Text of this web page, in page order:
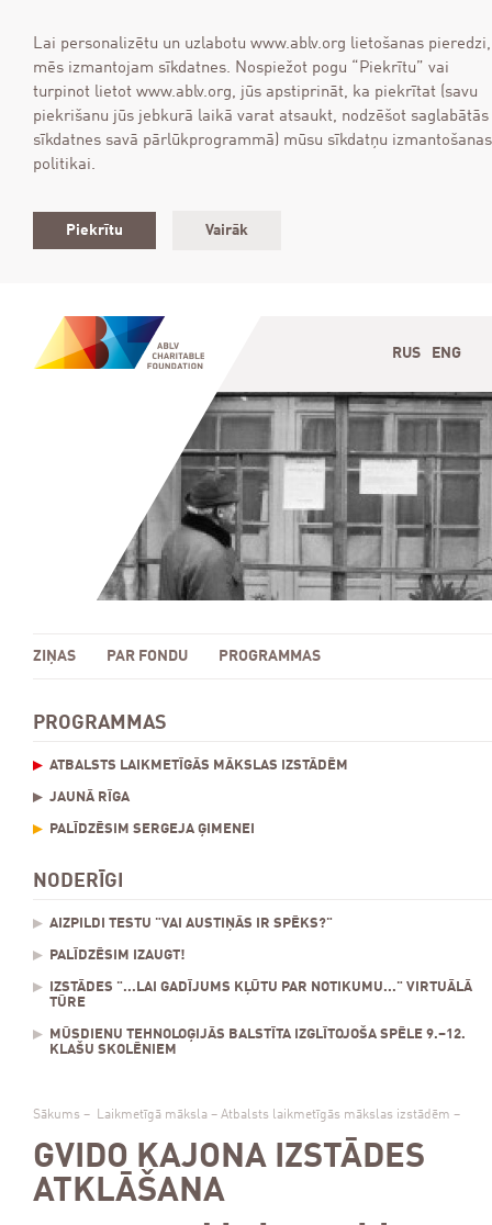
Lai personalizētu un uzlabotu www.ablv.org lietošanas pieredzi,
mēs izmantojam sīkdatnes. Nospiežot pogu “Piekrītu” vai
turpinot lietot www.ablv.org, jūs apstiprināt, ka piekrītat (savu
piekrišanu jūs jebkurā laikā varat atsaukt, nodzēšot saglabātās
sīkdatnes savā pārlūkprogrammā) mūsu sīkdatņu izmantošanas
politikai.
Piekrītu Vairāk
RUS ENG
ZIŅAS PAR FONDU PROGRAMMAS
PROGRAMMAS
ATBALSTS LAIKMETĪGĀS MĀKSLAS IZSTĀDĒM
JAUNĀ RĪGA
PALĪDZĒSIM SERGEJA ĢIMENEI
NODERĪGI
AIZPILDI TESTU "VAI AUSTIŅĀS IR SPĒKS?"
PALĪDZĒSIM IZAUGT!
IZSTĀDES "...LAI GADĪJUMS KĻŪTU PAR NOTIKUMU..." VIRTUĀLĀ
TŪRE
MŪSDIENU TEHNOLOĢIJĀS BALSTĪTA IZGLĪTOJOŠA SPĒLE 9.–12.
KLAŠU SKOLĒNIEM
Sākums – Laikmetīgā māksla – Atbalsts laikmetīgās mākslas izstādēm –
GVIDO KAJONA IZSTĀDES
ATKLĀŠANA